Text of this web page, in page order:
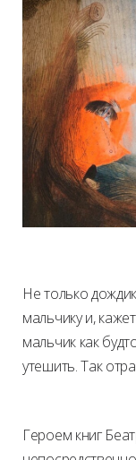
Не только
мальчику и,
мальчик как
утешить. Так
Героем книг